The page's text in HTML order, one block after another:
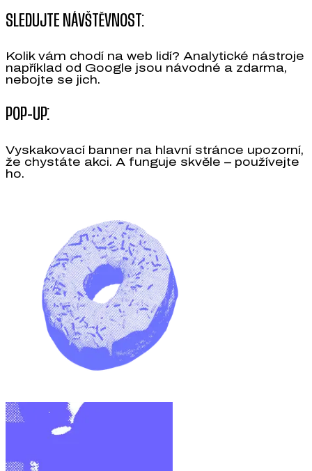
SLEDUJTE NÁVŠTĚVNOST:
Kolik vám chodí na web lidí? Analytické nástroje
například od Google jsou návodné a zdarma,
nebojte se jich.
POP-UP:
Vyskakovací banner na hlavní stránce upozorní,
že chystáte akci. A funguje skvěle – používejte
ho.